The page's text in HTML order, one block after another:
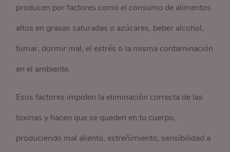
producen por factores como el consumo de alimentos
altos en grasas saturadas o azúcares, beber alcohol,
fumar, dormir mal, el estrés o la misma contaminación
en el ambiente.
Esos factores impiden la eliminación correcta de las
toxinas y hacen que se queden en tu cuerpo,
produciendo mal aliento, estreñimiento, sensibilidad a